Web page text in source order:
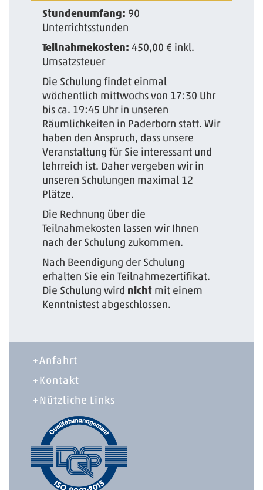
Stundenumfang: 90
Unterrichtsstunden
Teilnahmekosten:450,00 € inkl.
Umsatzsteuer
Die Schulung findet einmal
wöchentlich mittwochs von 17:30 Uhr
bis ca. 19:45 Uhr in unseren
Räumlichkeiten in Paderborn statt. Wir
haben den Anspruch, dass unsere
Veranstaltung für Sie interessant und
lehrreich ist. Daher vergeben wir in
unseren Schulungen maximal 12
Plätze.
Die Rechnung über die
Teilnahmekosten lassen wir Ihnen
nach der Schulung zukommen.
Nach Beendigung der Schulung
erhalten Sie ein Teilnahmezertifikat.
Die Schulung wird nicht mit einem
Kenntnistest abgeschlossen.
Anfahrt
Kontakt
Nützliche Links